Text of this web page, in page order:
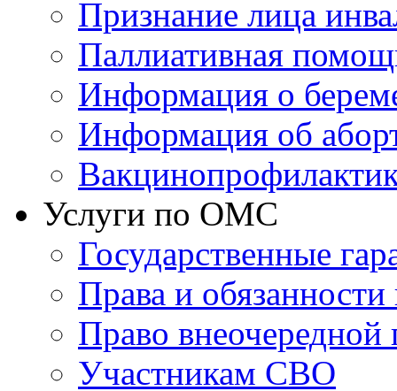
Признание лица
Паллиативная
Информация о
Информация об
Услуги по ОМС
Государственные
Права и
Право
Участникам СВО